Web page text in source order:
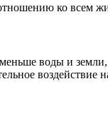
ко всем
меньше воды и
воздействие